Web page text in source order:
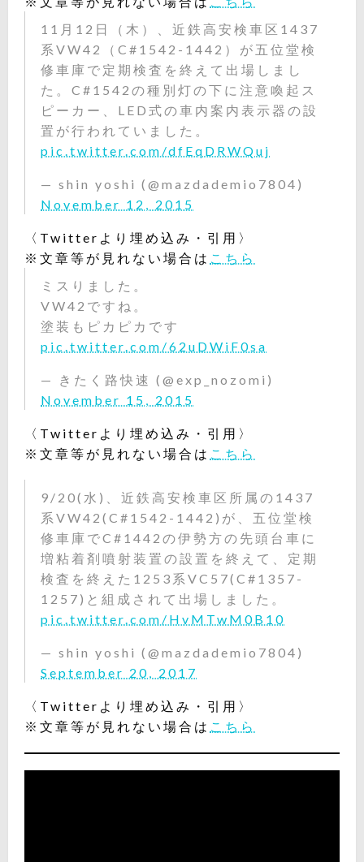
11月12日（木）、近鉄高安検車区1437
系VW42（C#1542-1442）が五位堂検
修車庫で定期検査を終えて出場しまし
た。C#1542の種別灯の下に注意喚起ス
ピーカー、LED式の車内案内表示器の設
置が行われていました。
pic.twitter.com/dfEqDRWQuj
— shin yoshi (@mazdademio7804)
November 12, 2015
〈Twitterより埋め込み・引用〉
※文章等が見れない場合は こちら
ミスりました。
VW42ですね。
塗装もピカピカです
pic.twitter.com/62uDWiF0sa
— きたく路快速 (@exp_nozomi)
November 15, 2015
〈Twitterより埋め込み・引用〉
※文章等が見れない場合は こちら
9/20(水)、近鉄高安検車区所属の1437
系VW42(C#1542-1442)が、五位堂検
修車庫でC#1442の伊勢方の先頭台車に
増粘着剤噴射装置の設置を終えて、定期
検査を終えた1253系VC57(C#1357-
1257)と組成されて出場しました。
pic.twitter.com/HvMTwM0B10
— shin yoshi (@mazdademio7804)
September 20, 2017
〈Twitterより埋め込み・引用〉
※文章等が見れない場合は こちら